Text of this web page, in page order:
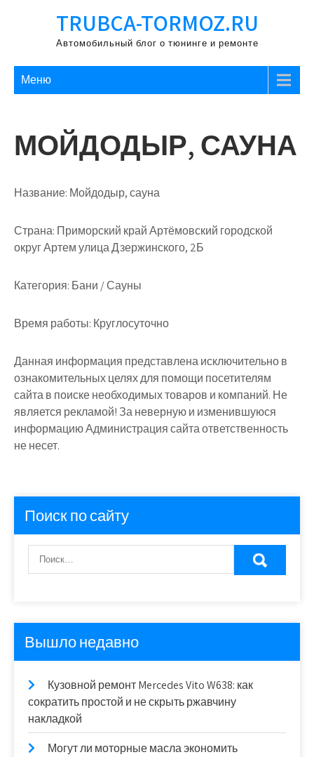
содержимому
TRUBCA-TORMOZ.RU
Автомобильный блог о тюнинге и ремонте
Меню
МОЙДОДЫР, САУНА
Название: Мойдодыр, сауна
Страна: Приморский край Артёмовский городской
округ Артем улица Дзержинского, 2Б
Категория: Бани / Сауны
Время работы: Круглосуточно
Данная информация представлена исключительно в
ознакомительных целях для помощи посетителям
сайта в поиске необходимых товаров и компаний. Не
является рекламой! За неверную и изменившуюся
информацию Администрация сайта ответственность
не несет.
Поиск по сайту
Вышло недавно
Кузовной ремонт Mercedes Vito W638: как
сократить простой и не скрыть ржавчину
накладкой
Могут ли моторные масла экономить